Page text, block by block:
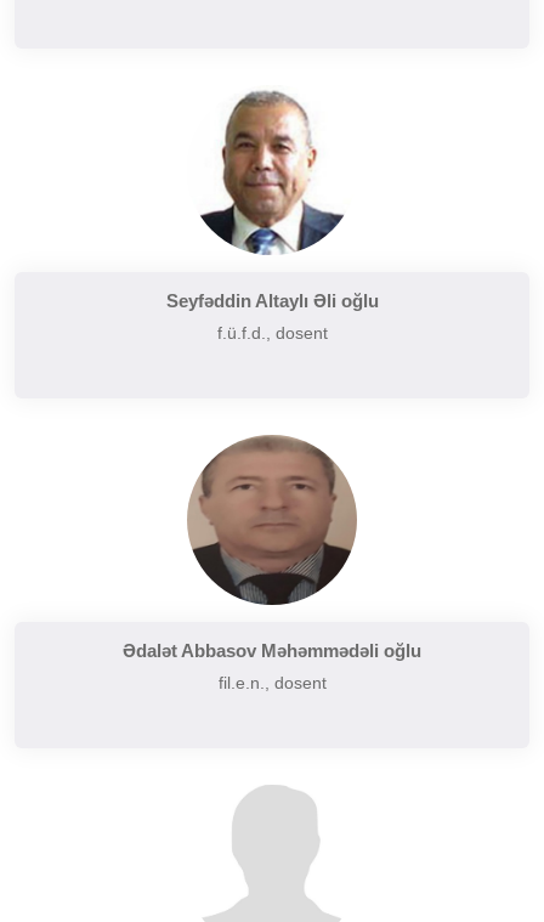
Seyfəddin Altaylı Əli oğlu
f.ü.f.d., dosent
Ədalət Abbasov Məhəmmədəli oğlu
fil.e.n., dosent